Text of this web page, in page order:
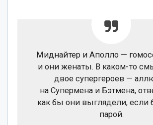
Миднайтер и Аполло —
и они женаты. В каком-то
двое супергероев —
на Супермена и Бэтмена,
как бы они выглядели,
парой.